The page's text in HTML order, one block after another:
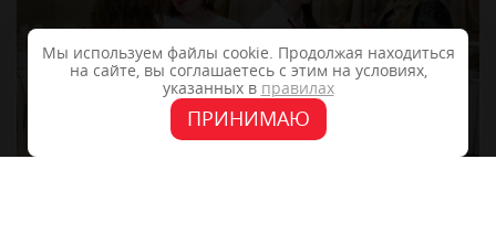
Мы используем файлы cookie. Продолжая находиться
на сайте, вы соглашаетесь с этим на условиях,
указанных в правилах
ПРИНИМАЮ